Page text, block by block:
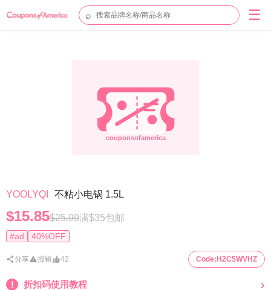
⌕ ☰
YOOLYQI 不粘小电锅 1.5L
$15.85$25.99满$35包邮
#ad 40%OFF
分享 报错 42 Code: H2C5WVHZ
折扣码使用教程